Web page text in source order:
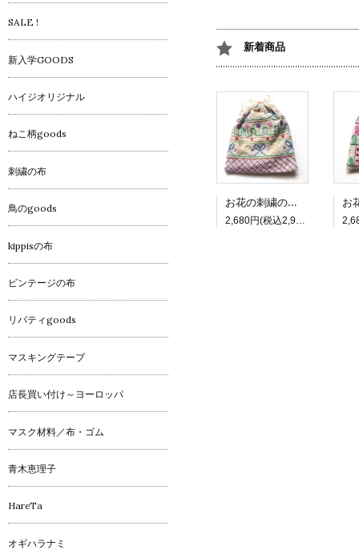
新着商品
お花の刺繍の四角巾着_3 リボン
SALE !
新入学GOODS
ハイジオリジナル
ねこ柄goods
刺繍の布
鳥のgoods
kippisの布
ビンテージの布
リバティgoods
マスキングテープ
店長買い付け～ヨーロッパ
マスク材料／布・ゴム
青木恵理子
HareTa
オギハラナミ